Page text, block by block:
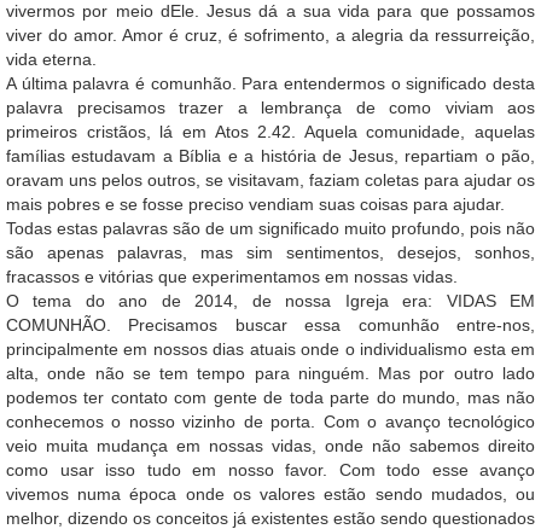
vivermos por meio dEle. Jesus dá a sua vida para que possamos
viver do amor. Amor é cruz, é sofrimento, a alegria da ressurreição,
vida eterna.
A última palavra é comunhão. Para entendermos o significado desta
palavra precisamos trazer a lembrança de como viviam aos
primeiros cristãos, lá em Atos 2.42. Aquela comunidade, aquelas
famílias estudavam a Bíblia e a história de Jesus, repartiam o pão,
oravam uns pelos outros, se visitavam, faziam coletas para ajudar os
mais pobres e se fosse preciso vendiam suas coisas para ajudar.
Todas estas palavras são de um significado muito profundo, pois não
são apenas palavras, mas sim sentimentos, desejos, sonhos,
fracassos e vitórias que experimentamos em nossas vidas.
O tema do ano de 2014, de nossa Igreja era: VIDAS EM
COMUNHÃO. Precisamos buscar essa comunhão entre-nos,
principalmente em nossos dias atuais onde o individualismo esta em
alta, onde não se tem tempo para ninguém. Mas por outro lado
podemos ter contato com gente de toda parte do mundo, mas não
conhecemos o nosso vizinho de porta. Com o avanço tecnológico
veio muita mudança em nossas vidas, onde não sabemos direito
como usar isso tudo em nosso favor. Com todo esse avanço
vivemos numa época onde os valores estão sendo mudados, ou
melhor, dizendo os conceitos já existentes estão sendo questionados